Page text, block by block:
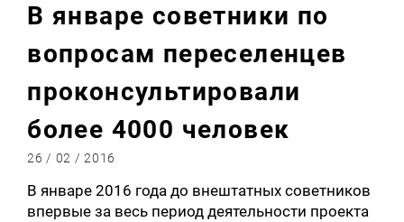
В январе советники по
вопросам переселенцев
проконсультировали
более 4000 человек
26 / 02 / 2016
В январе 2016 года до внештатных советников
впервые за весь период деятельности проекта